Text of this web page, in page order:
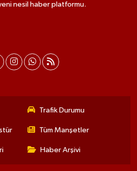
nesil haber platformu.
Trafik Durumu
Tüm Manşetler
Haber Arşivi